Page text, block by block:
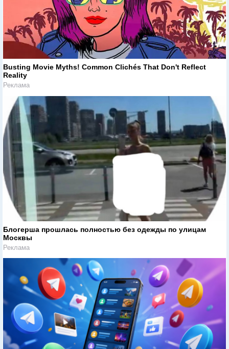
Busting Movie Myths! Common Clichés That Don't Reflect
Reality
Реклама
Блогерша прошлась полностью без одежды по улицам
Москвы
Реклама